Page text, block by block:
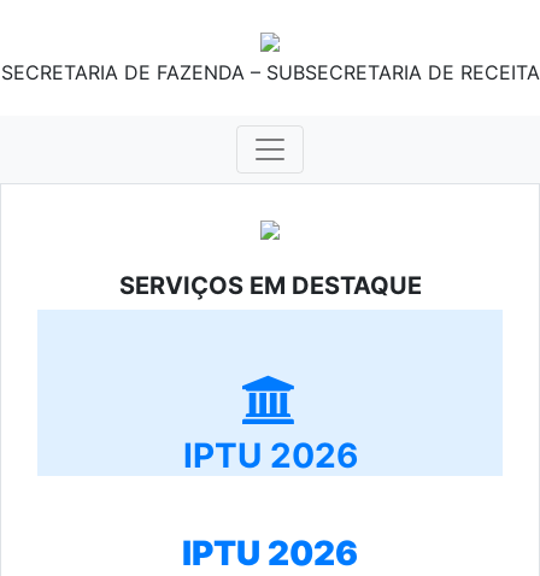
SECRETARIA DE FAZENDA – SUBSECRETARIA DE RECEITA
SERVIÇOS EM DESTAQUE
IPTU 2026
IPTU 2026